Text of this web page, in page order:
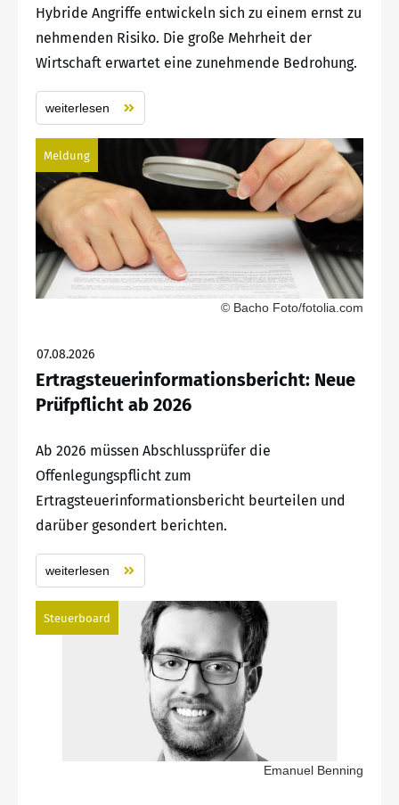
Hybride Angriffe entwickeln sich zu einem ernst zu
nehmenden Risiko. Die große Mehrheit der
Wirtschaft erwartet eine zunehmende Bedrohung.
weiterlesen
Meldung
© Bacho Foto/fotolia.com
07.08.2026
Ertragsteuerinformationsbericht: Neue
Prüfpflicht ab 2026
Ab 2026 müssen Abschlussprüfer die
Offenlegungspflicht zum
Ertragsteuerinformationsbericht beurteilen und
darüber gesondert berichten.
weiterlesen
Steuerboard
Emanuel Benning